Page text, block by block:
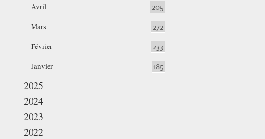
Avril 205
Mars 272
Février 233
Janvier 185
2025
2024
2023
2022